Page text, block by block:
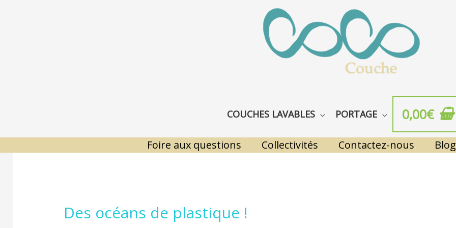
COUCHES LAVABLES PORTAGE 0,00€
Foire aux questions Collectivités Contactez-nous Blog
Des océans de plastique !